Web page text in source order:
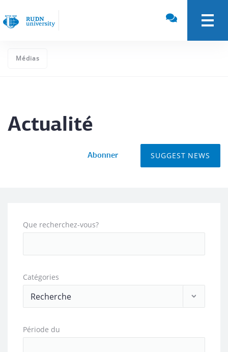
Médias
Actualité
Abonner SUGGEST NEWS
Que recherchez-vous?
Catégories
Période du